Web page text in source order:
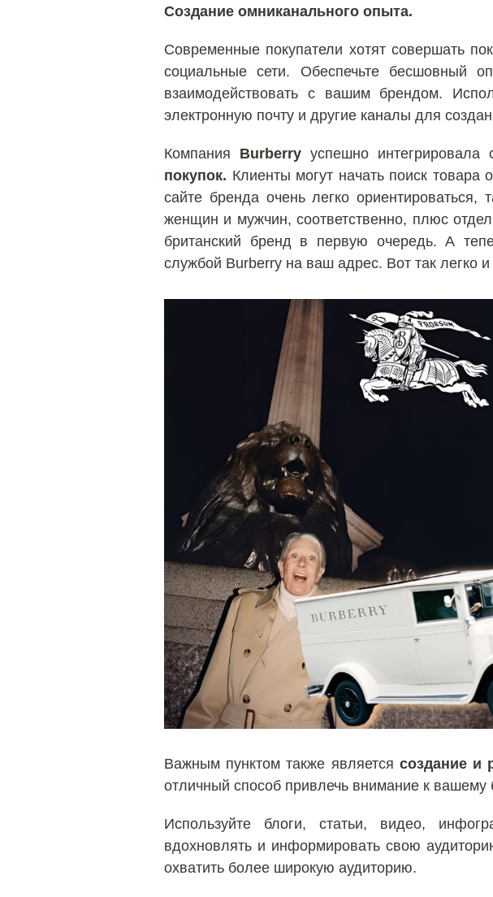
Создание омниканального опыта.
Современные покупатели хотят совершать
социальные сети. Обеспечьте бесшовный
взаимодействовать с вашим брендом.
электронную почту и другие каналы для
Компания Burberryуспешно
покупок. Клиенты могут начать поиск
сайте бренда очень легко
женщин и мужчин, соответственно, плюс
британский бренд в первую очередь. А
службой Burberry на ваш адрес. Вот так легко и
Важным пунктом также является создание и
отличный способ привлечь внимание к вашему
Используйте блоги, статьи, видео,
вдохновлять и информировать свою
охватить более широкую аудиторию.